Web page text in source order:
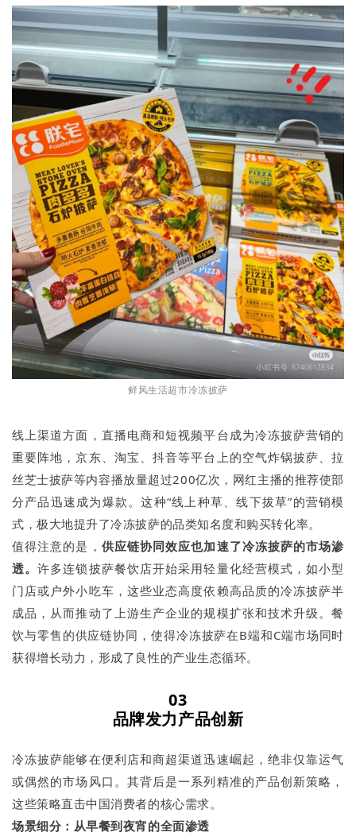
鲜风生活超市冷冻披萨
线上渠道方面，直播电商和短视频平台成为冷冻披萨营销的
重要阵地，京东、淘宝、抖音等平台上的空气炸锅披萨、拉
丝芝士披萨等内容播放量超过200亿次，网红主播的推荐使部
分产品迅速成为爆款。这种“线上种草、线下拔草”的营销模
式，极大地提升了冷冻披萨的品类知名度和购买转化率。
值得注意的是， 供应链协同效应也加速了冷冻披萨的市场渗
透。许多连锁披萨餐饮店开始采用轻量化经营模式，如小型
门店或户外小吃车，这些业态高度依赖高品质的冷冻披萨半
成品，从而推动了上游生产企业的规模扩张和技术升级。餐
饮与零售的供应链协同，使得冷冻披萨在B端和C端市场同时
获得增长动力，形成了良性的产业生态循环。
03
品牌发力产品创新
冷冻披萨能够在便利店和商超渠道迅速崛起，绝非仅靠运气
或偶然的市场风口。其背后是一系列精准的产品创新策略，
这些策略直击中国消费者的核心需求。
场景细分：从早餐到夜宵的全面渗透